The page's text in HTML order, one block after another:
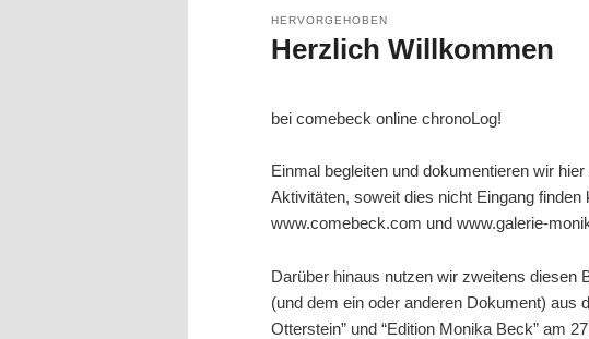
Herzlich Willkommen
HERVORGEHOBEN
bei comebeck online chronoLog!
Einmal begleiten und dokumentieren wir
Aktivitäten, soweit dies nicht Eingang
www.comebeck.com und www.galerie-
Darüber hinaus nutzen wir zweitens diesen
(und dem ein oder anderen Dokument) aus
Otterstein” und “Edition Monika Beck” am